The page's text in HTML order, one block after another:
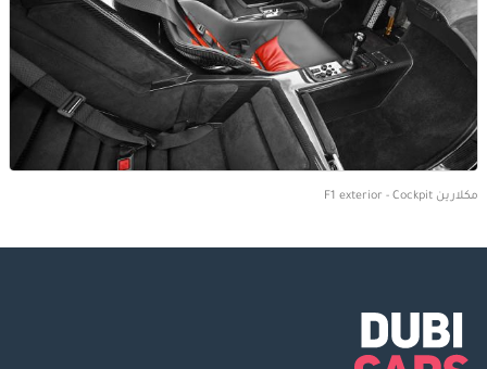
مكلارين F1 exterior - Cockpit